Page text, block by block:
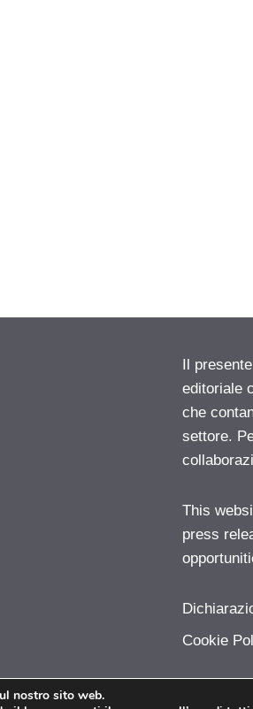
Il
editoriale
che
settore.
This
press
Cookie
nostro sito web.